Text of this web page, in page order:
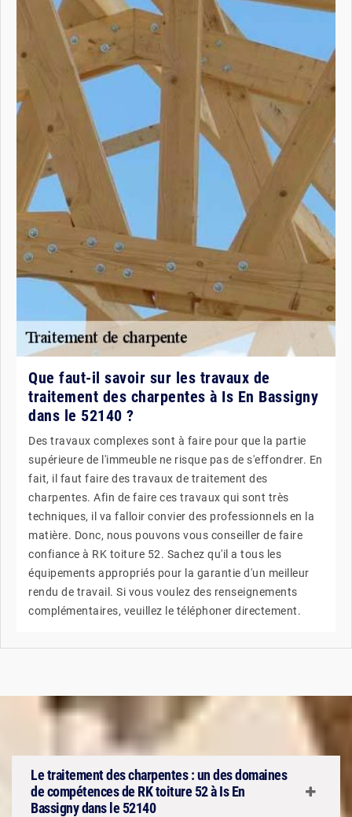
Que faut-il savoir sur les travaux de
traitement des charpentes à Is En Bassigny
dans le 52140 ?
Des travaux complexes sont à faire pour que la partie
supérieure de l'immeuble ne risque pas de s'effondrer. En
fait, il faut faire des travaux de traitement des
charpentes. Afin de faire ces travaux qui sont très
techniques, il va falloir convier des professionnels en la
matière. Donc, nous pouvons vous conseiller de faire
confiance à RK toiture 52. Sachez qu'il a tous les
équipements appropriés pour la garantie d'un meilleur
rendu de travail. Si vous voulez des renseignements
complémentaires, veuillez le téléphoner directement.
Le traitement des charpentes : un des domaines
de compétences de RK toiture 52 à Is En
Bassigny dans le 52140